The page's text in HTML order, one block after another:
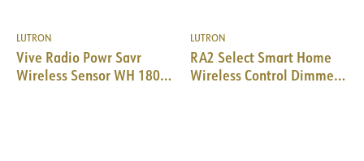
LUTRON
Vive Radio Powr Savr
Wireless Sensor WH 180°
LUTRON
RA2 Select Smart Home
Wireless Control Dimmer